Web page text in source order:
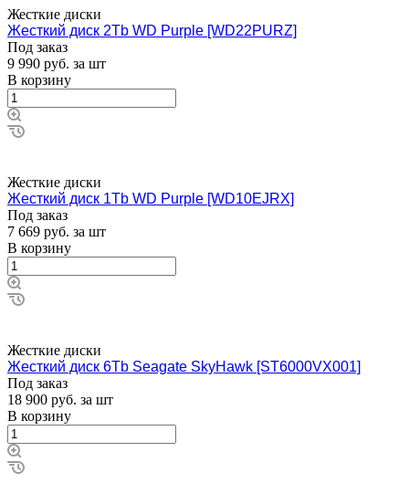
Жесткие диски
Жесткий диск 2Tb WD Purple [WD22PURZ]
Под заказ
9 990 руб. за шт
В корзину
Жесткие диски
Жесткий диск 1Tb WD Purple [WD10EJRX]
Под заказ
7 669 руб. за шт
В корзину
Жесткие диски
Жесткий диск 6Tb Seagate SkyHawk [ST6000VX001]
Под заказ
18 900 руб. за шт
В корзину